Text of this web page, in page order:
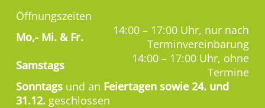
Öffnungszeiten
Mo,- Mi. & Fr.
14:00 – 17:00 Uhr, nur nach
Terminvereinbarung
Samstags
14:00 – 17:00 Uhr, ohne
Termine
Sonntags und an Feiertagen sowie 24. und
31.12. geschlossen